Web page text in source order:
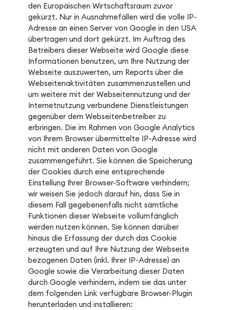
den Europäischen Wirtschaftsraum zuvor
gekürzt. Nur in Ausnahmefällen wird die volle IP-
Adresse an einen Server von Google in den USA
übertragen und dort gekürzt. Im Auftrag des
Betreibers dieser Webseite wird Google diese
Informationen benutzen, um Ihre Nutzung der
Webseite auszuwerten, um Reports über die
Webseitenaktivitäten zusammenzustellen und
um weitere mit der Webseitennutzung und der
Internetnutzung verbundene Dienstleistungen
gegenüber dem Webseitenbetreiber zu
erbringen. Die im Rahmen von Google Analytics
von Ihrem Browser übermittelte IP-Adresse wird
nicht mit anderen Daten von Google
zusammengeführt. Sie können die Speicherung
der Cookies durch eine entsprechende
Einstellung Ihrer Browser-Software verhindern;
wir weisen Sie jedoch darauf hin, dass Sie in
diesem Fall gegebenenfalls nicht sämtliche
Funktionen dieser Webseite vollumfänglich
werden nutzen können. Sie können darüber
hinaus die Erfassung der durch das Cookie
erzeugten und auf Ihre Nutzung der Webseite
bezogenen Daten (inkl. Ihrer IP-Adresse) an
Google sowie die Verarbeitung dieser Daten
durch Google verhindern, indem sie das unter
dem folgenden Link verfügbare Browser-Plugin
herunterladen und installieren: